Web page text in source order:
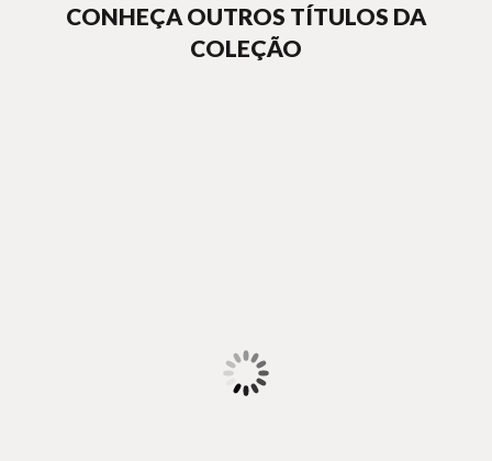
CONHEÇA OUTROS TÍTULOS DA
COLEÇÃO